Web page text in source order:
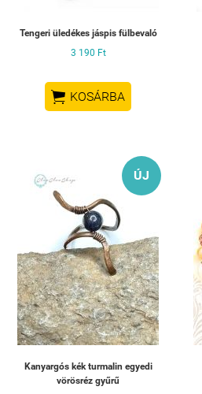
Tengeri üledékes jáspis fülbevaló
3 190 Ft
 KOSÁRBA
ÚJ
Kanyargós kék turmalin egyedi
vörösréz gyűrű